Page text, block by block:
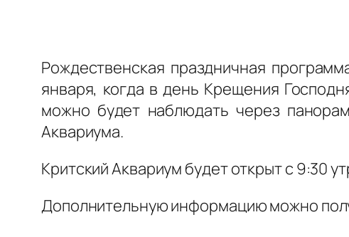
Рождественская праздничная
января, когда в день Крещения
можно будет наблюдать через
Аквариума.
Критский Аквариум будет открыт с 9:30
Дополнительную информацию можно